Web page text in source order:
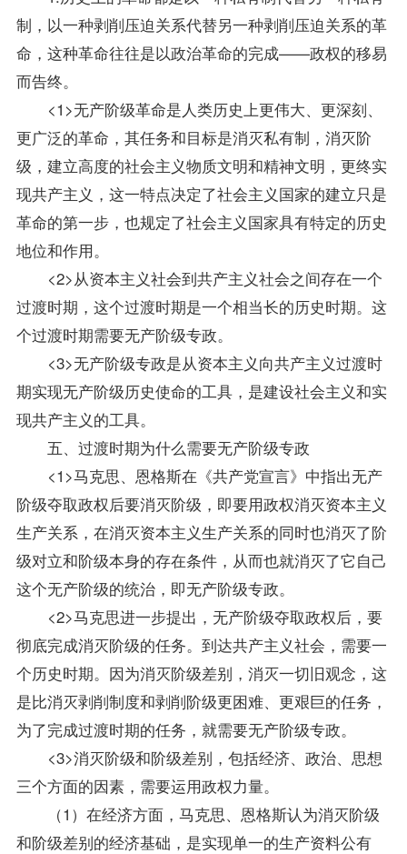
制，以一种剥削压迫关系代替另一种剥削压迫关系的革
命，这种革命往往是以政治革命的完成——政权的移易
而告终。
<1>无产阶级革命是人类历史上更伟大、更深刻、
更广泛的革命，其任务和目标是消灭私有制，消灭阶
级，建立高度的社会主义物质文明和精神文明，更终实
现共产主义，这一特点决定了社会主义国家的建立只是
革命的第一步，也规定了社会主义国家具有特定的历史
地位和作用。
<2>从资本主义社会到共产主义社会之间存在一个
过渡时期，这个过渡时期是一个相当长的历史时期。这
个过渡时期需要无产阶级专政。
<3>无产阶级专政是从资本主义向共产主义过渡时
期实现无产阶级历史使命的工具，是建设社会主义和实
现共产主义的工具。
五、过渡时期为什么需要无产阶级专政
<1>马克思、恩格斯在《共产党宣言》中指出无产
阶级夺取政权后要消灭阶级，即要用政权消灭资本主义
生产关系，在消灭资本主义生产关系的同时也消灭了阶
级对立和阶级本身的存在条件，从而也就消灭了它自己
这个无产阶级的统治，即无产阶级专政。
<2>马克思进一步提出，无产阶级夺取政权后，要
彻底完成消灭阶级的任务。到达共产主义社会，需要一
个历史时期。因为消灭阶级差别，消灭一切旧观念，这
是比消灭剥削制度和剥削阶级更困难、更艰巨的任务，
为了完成过渡时期的任务，就需要无产阶级专政。
<3>消灭阶级和阶级差别，包括经济、政治、思想
三个方面的因素，需要运用政权力量。
（1）在经济方面，马克思、恩格斯认为消灭阶级
和阶级差别的经济基础，是实现单一的生产资料公有